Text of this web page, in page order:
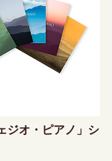
ジオ・ピアノ」シ